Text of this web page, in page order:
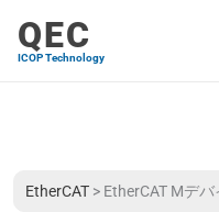
QEC
ICOP Technology
EtherCAT > EtherCAT Mデ